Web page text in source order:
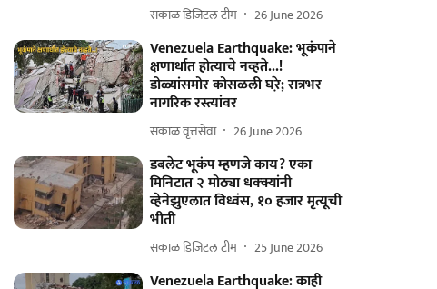
सकाळ डिजिटल टीम 26 June 2026
Venezuela Earthquake: भूकंपाने
क्षणार्धात होत्याचे नव्हते...!
डोळ्यांसमोर कोसळली घरे़; रात्रभर
नागरिक रस्त्यांवर
सकाळ वृत्तसेवा 26 June 2026
डबलेट भूकंप म्हणजे काय? एका
मिनिटात २ मोठ्या धक्क्यांनी
व्हेनेझुएलात विध्वंस, १० हजार मृत्यूची
भीती
सकाळ डिजिटल टीम 25 June 2026
Venezuela Earthquake: काही